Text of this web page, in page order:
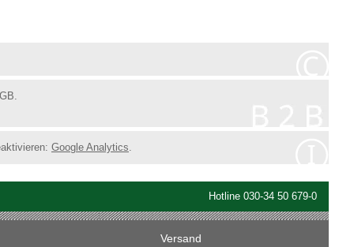
Google Analytics.
Hotline 030-34 50 679-0
Versand